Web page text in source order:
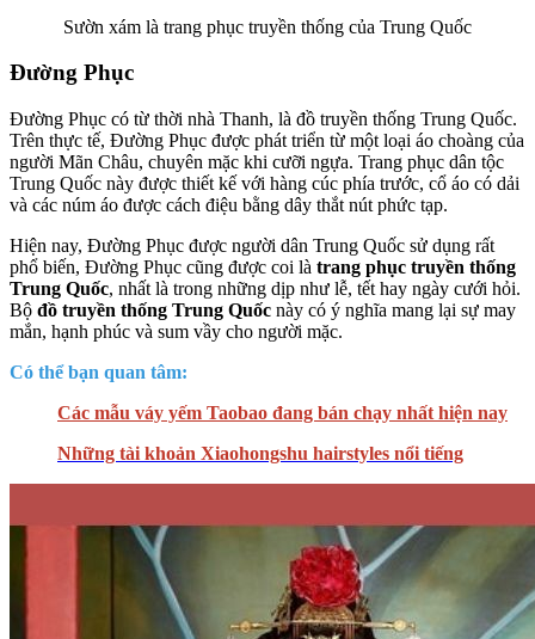
Sườn xám là trang phục truyền thống của Trung Quốc
Đường Phục
Đường Phục có từ thời nhà Thanh, là đồ truyền thống Trung Quốc.
Trên thực tế, Đường Phục được phát triển từ một loại áo choàng của
người Mãn Châu, chuyên mặc khi cưỡi ngựa. Trang phục dân tộc
Trung Quốc này được thiết kế với hàng cúc phía trước, cổ áo có dải
và các núm áo được cách điệu bằng dây thắt nút phức tạp.
Hiện nay, Đường Phục được người dân Trung Quốc sử dụng rất
phổ biến, Đường Phục cũng được coi là trang phục truyền thống
Trung Quốc, nhất là trong những dịp như lễ, tết hay ngày cưới hỏi.
Bộ đồ truyền thống Trung Quốc này có ý nghĩa mang lại sự may
mắn, hạnh phúc và sum vầy cho người mặc.
Có thể bạn quan tâm:
Các mẫu váy yếm Taobao đang bán chạy nhất hiện nay
Những tài khoản Xiaohongshu hairstyles nổi tiếng